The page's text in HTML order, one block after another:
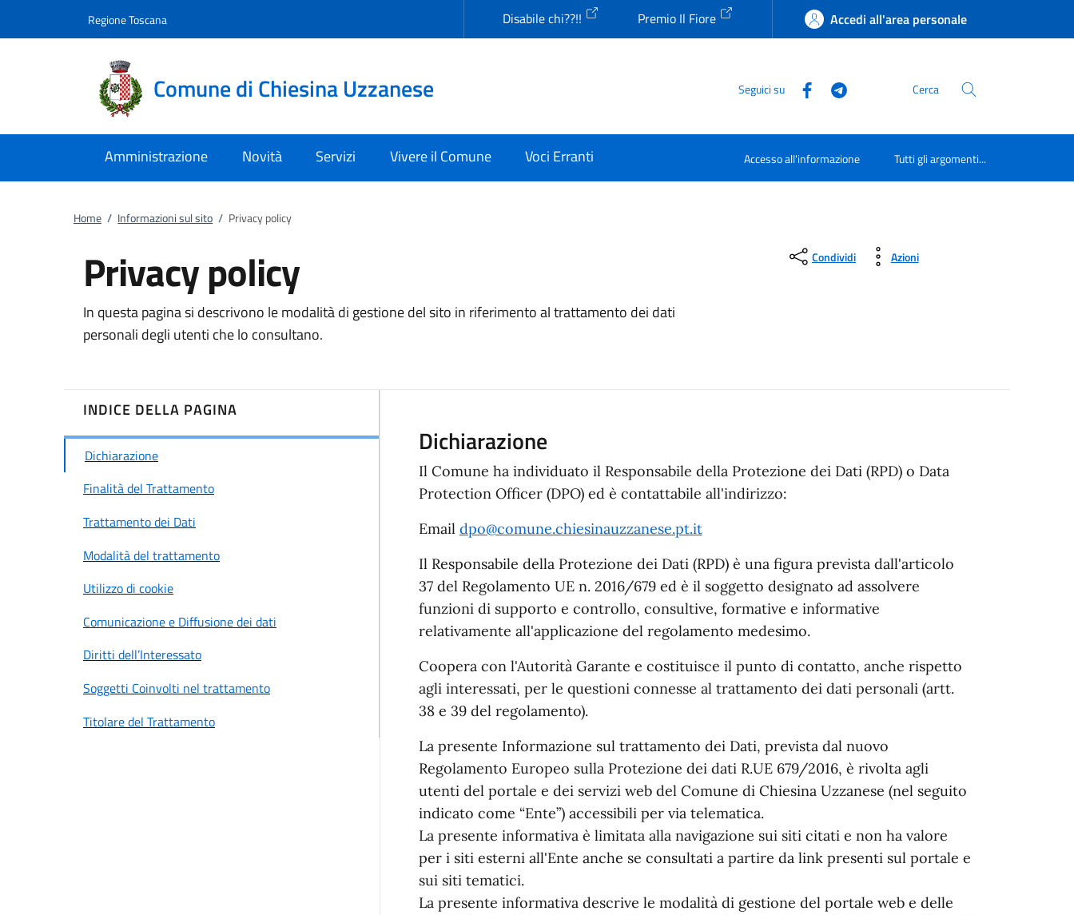
Regione Toscana Disabile chi??!! Premio Il Fiore Accedi all'area personale
Comune di Chiesina Uzzanese Seguici su Cerca
Amministrazione Novità Servizi Vivere il Comune Voci Erranti Accesso all'informazione Tutti gli argomenti...
Home / Informazioni sul sito / Privacy policy
Privacy policy
In questa pagina si descrivono le modalità di gestione del sito in riferimento al trattamento dei dati
personali degli utenti che lo consultano.
Condividi Azioni
INDICE DELLA PAGINA
Dichiarazione
Finalità del Trattamento
Trattamento dei Dati
Modalità del trattamento
Utilizzo di cookie
Comunicazione e Diffusione dei dati
Diritti dell’Interessato
Soggetti Coinvolti nel trattamento
Titolare del Trattamento
Dichiarazione
Il Comune ha individuato il Responsabile della Protezione dei Dati (RPD) o Data
Protection Officer (DPO) ed è contattabile all'indirizzo:
Email dpo@comune.chiesinauzzanese.pt.it
Il Responsabile della Protezione dei Dati (RPD) è una figura prevista dall'articolo
37 del Regolamento UE n. 2016/679 ed è il soggetto designato ad assolvere
funzioni di supporto e controllo, consultive, formative e informative
relativamente all'applicazione del regolamento medesimo.
Coopera con l'Autorità Garante e costituisce il punto di contatto, anche rispetto
agli interessati, per le questioni connesse al trattamento dei dati personali (artt.
38 e 39 del regolamento).
La presente Informazione sul trattamento dei Dati, prevista dal nuovo
Regolamento Europeo sulla Protezione dei dati R.UE 679/2016, è rivolta agli
utenti del portale e dei servizi web del Comune di Chiesina Uzzanese (nel seguito
indicato come “Ente”) accessibili per via telematica.
La presente informativa è limitata alla navigazione sui siti citati e non ha valore
per i siti esterni all'Ente anche se consultati a partire da link presenti sul portale e
sui siti tematici.
La presente informativa descrive le modalità di gestione del portale web e delle